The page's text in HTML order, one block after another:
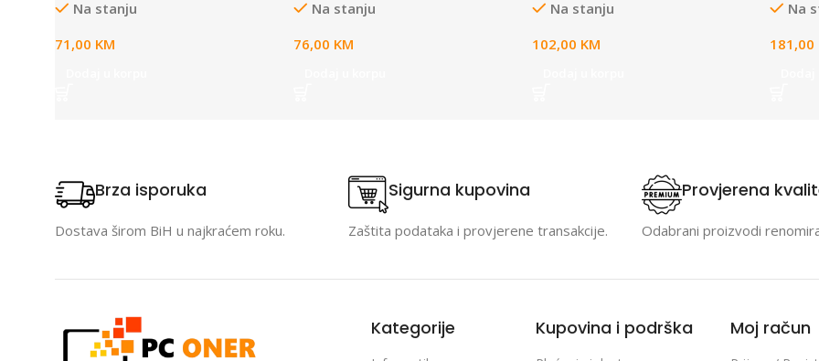
Na stanju
71,00 KM
Na stanju
76,00 KM
Na stanju
102,00 KM
Na
181,00
Brza isporuka
Dostava širom BiH u najkraćem roku.
Sigurna kupovina
Zaštita podataka i provjerene transakcije.
Provjerena
Odabrani proizvodi
Kategorije Kupovina i podrška Moj račun